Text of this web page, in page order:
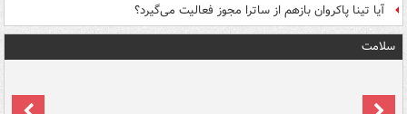
آیا تینا پاکروان بازهم از ساترا مجوز فعالیت می‌گیرد؟
سلامت